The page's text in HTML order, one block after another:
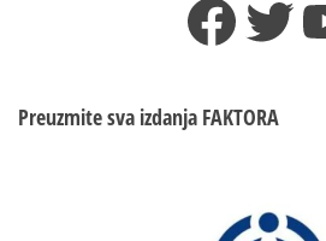
Hoće
Preuzmite sva izdanja FAKTORA